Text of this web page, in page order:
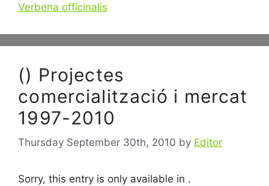
Verbena officinalis
() Projectes
comercialització i mercat
1997-2010
Thursday September 30th, 2010 by Editor
Sorry, this entry is only available in .